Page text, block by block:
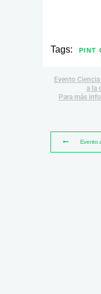
Tags: PINT
Evento
a la
Para más
Evento